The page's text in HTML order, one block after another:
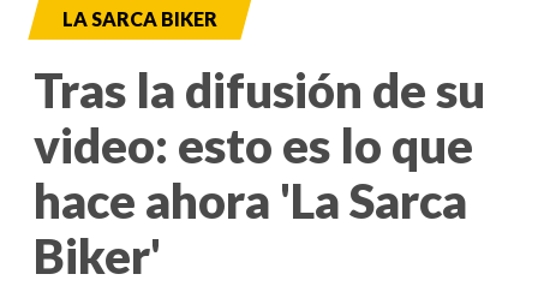
LA SARCA BIKER
Tras la difusión de su
video: esto es lo que
hace ahora 'La Sarca
Biker'